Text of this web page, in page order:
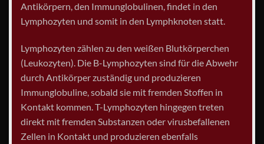
Antikörpern, den Immunglobulinen, findet in den
Lymphozyten und somit in den Lymphknoten statt.
Lymphozyten zählen zu den weißen Blutkörperchen
(Leukozyten). Die B-Lymphozyten sind für die Abwehr
durch Antikörper zuständig und produzieren
Immunglobuline, sobald sie mit fremden Stoffen in
Kontakt kommen. T-Lymphozyten hingegen treten
direkt mit fremden Substanzen oder virusbefallenen
Zellen in Kontakt und produzieren ebenfalls